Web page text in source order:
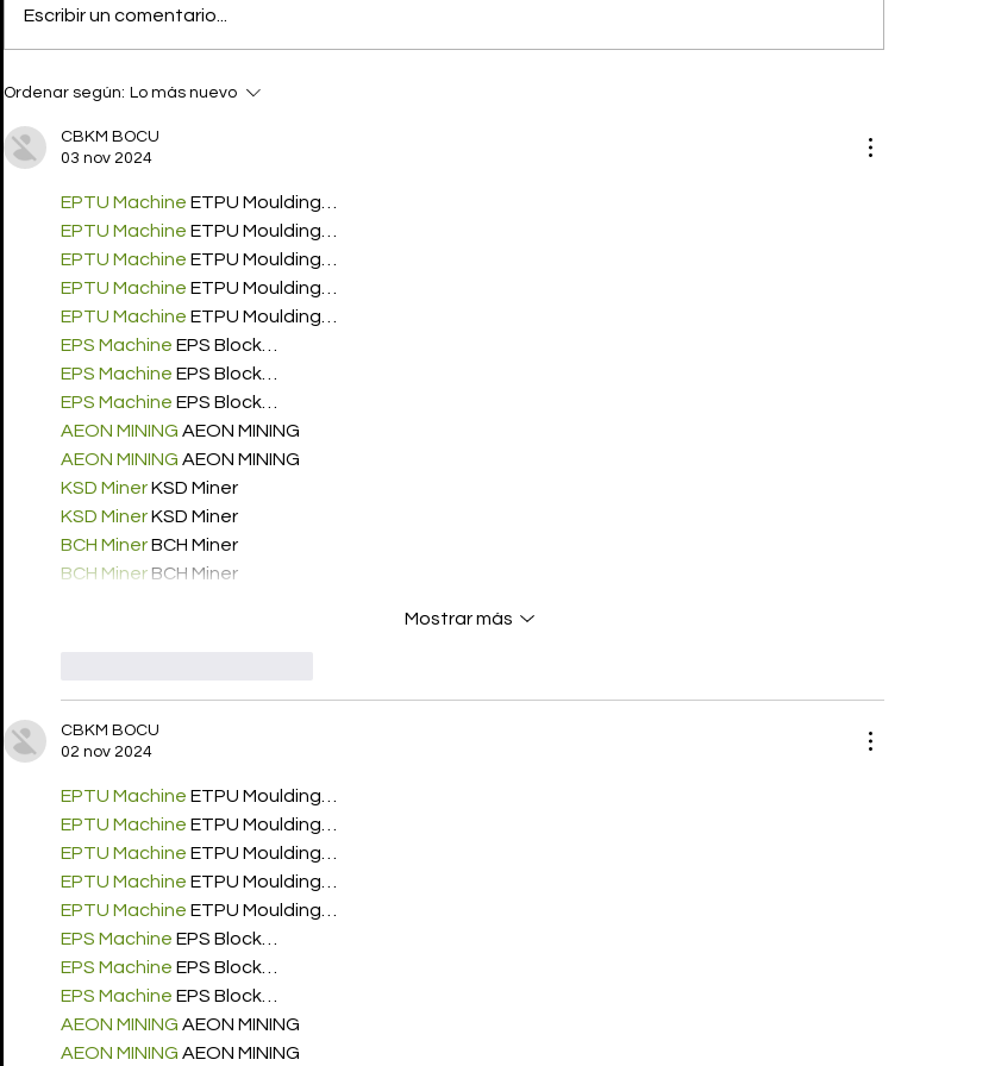
DIPTYQUE que vale más
que un alquiler de una
casa
Escribir un comentario...
Ordenar según: Lo más nuevo
CBKM BOCU
03 nov 2024
EPTU Machine ETPU Moulding…
EPTU Machine ETPU Moulding…
EPTU Machine ETPU Moulding…
EPTU Machine ETPU Moulding…
EPTU Machine ETPU Moulding…
EPS Machine EPS Block…
EPS Machine EPS Block…
EPS Machine EPS Block…
AEON MINING AEON MINING
AEON MINING AEON MINING
KSD Miner KSD Miner
KSD Miner KSD Miner
BCH Miner BCH Miner
BCH Miner BCH Miner
Mostrar más
CBKM BOCU
02 nov 2024
EPTU Machine ETPU Moulding…
EPTU Machine ETPU Moulding…
EPTU Machine ETPU Moulding…
EPTU Machine ETPU Moulding…
EPTU Machine ETPU Moulding…
EPS Machine EPS Block…
EPS Machine EPS Block…
EPS Machine EPS Block…
AEON MINING AEON MINING
AEON MINING AEON MINING